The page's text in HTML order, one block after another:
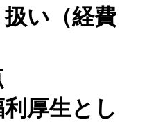
い（経費
厚生とし